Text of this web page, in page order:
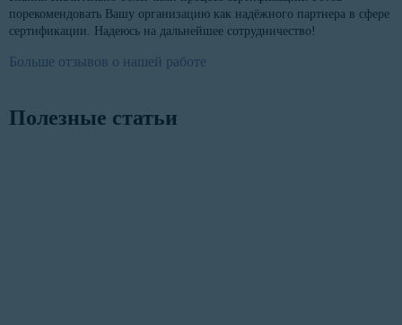
порекомендовать Вашу организацию как надёжного партнера в сфере
сертификации. Надеюсь на дальнейшее сотрудничество!
Больше отзывов о нашей работе
Полезные статьи